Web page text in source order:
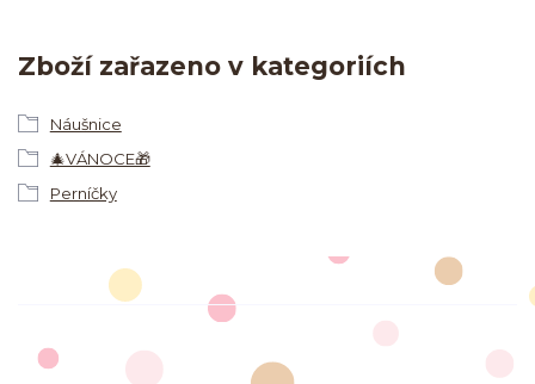
Zboží zařazeno v kategoriích
Náušnice
🎄VÁNOCE🎁
Perníčky